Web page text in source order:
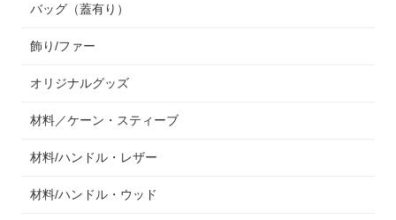
バッグ（蓋有り）
飾り/ファー
オリジナルグッズ
材料／ケーン・スティーブ
材料/ハンドル・レザー
材料/ハンドル・ウッド